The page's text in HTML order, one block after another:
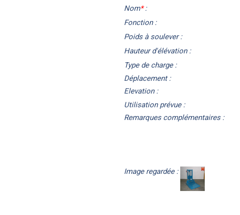
Nom*:
Fonction :
Poids à soulever :
Hauteur d'élévation :
Type de charge :
Déplacement :
Elevation :
Utilisation prévue :
Remarques complémentaires :
Image regardée :